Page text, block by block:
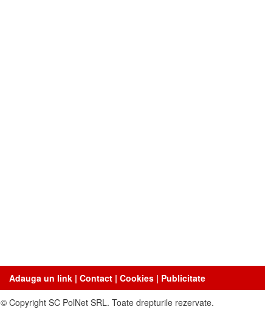
Adauga un link| Contact| Cookies| Publicitate
© Copyright SC PolNet SRL. Toate drepturile rezervate.